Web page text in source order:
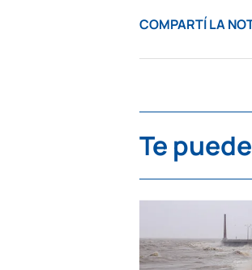
COMPARTÍ LA
Te